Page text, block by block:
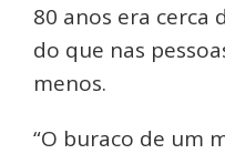
80 anos era cerca
do que nas
menos.
“O buraco de um